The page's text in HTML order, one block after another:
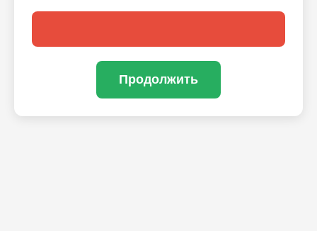
Продолжить